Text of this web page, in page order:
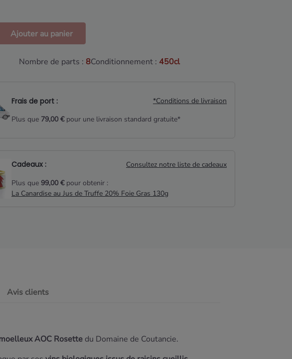
Ajouter au panier
Nombre de parts : 8Conditionnement : 450cl
Frais de port :
*Conditions de livraison
Plus que 79,00 €pour une livraison standard gratuite*
Cadeaux :
Consultez notre liste de cadeaux
Plus que 99,00 €pour obtenir :
La Canardise au Jus de Truffe 20% Foie Gras 130g
Avis clients
AOC Rosette du Domaine de Coutancie.